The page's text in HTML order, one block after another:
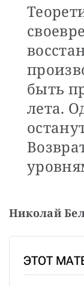
быть
лета.
Николай
ЭТОТ